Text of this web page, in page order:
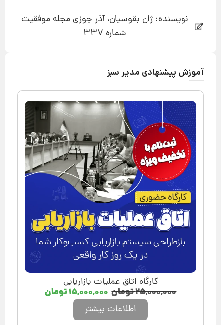
نویسنده: ژان بقوسیان، آذر جوزی مجله موفقیت
شماره 337
آموزش پیشنهادی مدیر سبز
کارگاه اتاق عملیات بازاریابی
۲۵,۰۰۰,۰۰۰تومان ۱۵,۰۰۰,۰۰۰تومان
اطلاعات بیشتر